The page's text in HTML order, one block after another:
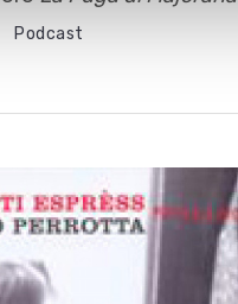
Podcast